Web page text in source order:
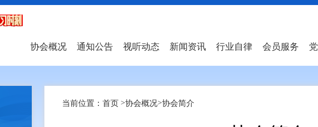
协会概况 通知公告 视听动态 新闻资讯 行业自律 会员服务
当前位置： 首页 >协会概况>协会简介